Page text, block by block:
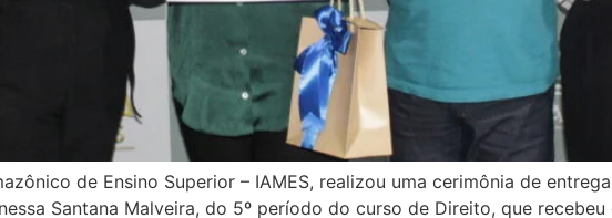
de Ensino Superior – IAMES, realizou uma cerimônia de
Santana Malveira, do 5º período do curso de Direito, que